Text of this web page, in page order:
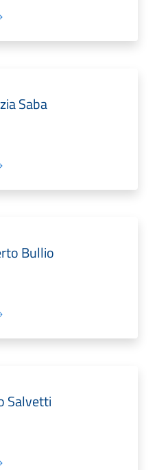
Saba
Bullio
Salvetti